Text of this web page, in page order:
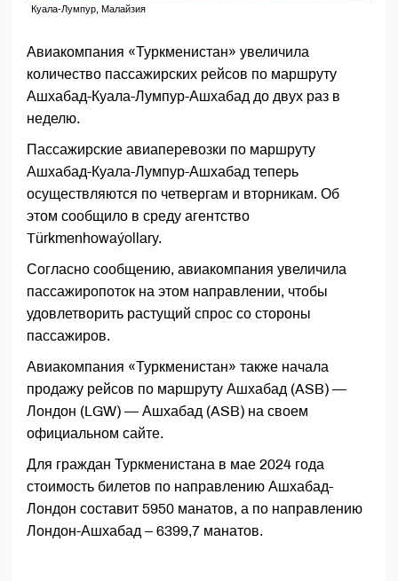
Куала-Лумпур, Малайзия
Авиакомпания «Туркменистан» увеличила
количество пассажирских рейсов по маршруту
Ашхабад-Куала-Лумпур-Ашхабад до двух раз в
неделю.
Пассажирские авиаперевозки по маршруту
Ашхабад-Куала-Лумпур-Ашхабад теперь
осуществляются по четвергам и вторникам. Об
этом сообщило в среду агентство
Türkmenhowaýollary.
Согласно сообщению, авиакомпания увеличила
пассажиропоток на этом направлении, чтобы
удовлетворить растущий спрос со стороны
пассажиров.
Авиакомпания «Туркменистан» также начала
продажу рейсов по маршруту Ашхабад (ASB) —
Лондон (LGW) — Ашхабад (ASB) на своем
официальном сайте.
Для граждан Туркменистана в мае 2024 года
стоимость билетов по направлению Ашхабад-
Лондон составит 5950 манатов, а по направлению
Лондон-Ашхабад – 6399,7 манатов.